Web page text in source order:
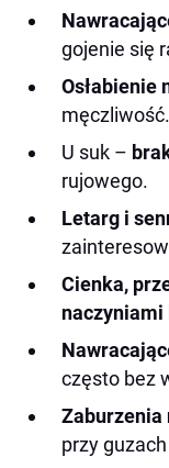
gojenie się
Osłabienie
męczliwość.
U suk –
rujowego.
Letarg i
Cienka,
często bez
Zaburzenia
przy